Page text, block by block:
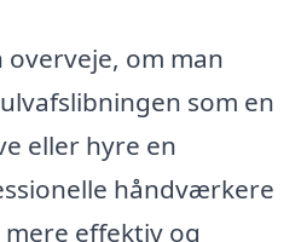
om man
som en
eller hyre en
håndværkere
effektiv og